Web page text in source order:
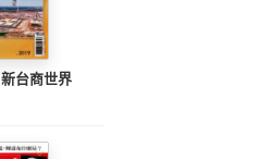
商業周刊 第2019期 新台商世界